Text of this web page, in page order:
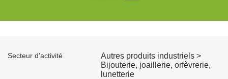
Secteur d'activité
Autres produits industriels >
Bijouterie, joaillerie, orfèvrerie,
lunetterie